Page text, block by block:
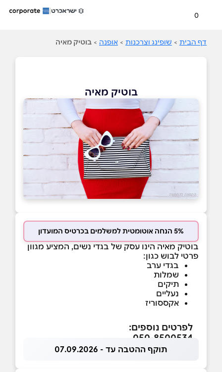
0
דף הבית > שופינג וצרכנות > אופנה > בוטיק מאיה
בוטיק מאיה
5% הנחה אוטומטית למשלמים בכרטיס המועדון
בוטיק מאיה הינו עסק של בגדי נשים, המציע מגוון
פרטי לבוש כגון:
בגדי ערב
שמלות
תיקים
נעליים
אקססוריז
לפרטים נוספים:
תוקף ההטבה עד - 07.09.2026